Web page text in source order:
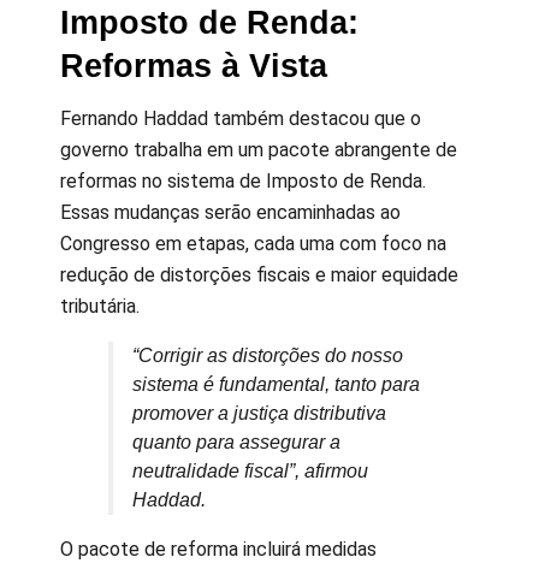
Imposto de Renda:
Reformas à Vista
Fernando Haddad também destacou que o
governo trabalha em um pacote abrangente de
reformas no sistema de Imposto de Renda.
Essas mudanças serão encaminhadas ao
Congresso em etapas, cada uma com foco na
redução de distorções fiscais e maior equidade
tributária.
“Corrigir as distorções do nosso
sistema é fundamental, tanto para
promover a justiça distributiva
quanto para assegurar a
neutralidade fiscal”, afirmou
Haddad.
O pacote de reforma incluirá medidas